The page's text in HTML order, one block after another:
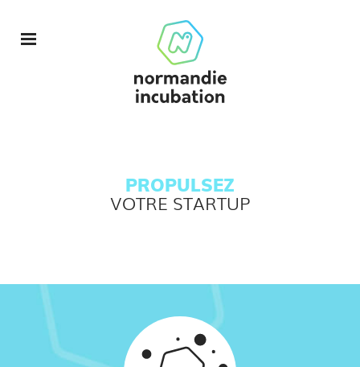
PROPULSEZ
VOTRE STARTUP